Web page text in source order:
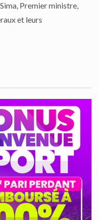
Premier ministre,
et leurs